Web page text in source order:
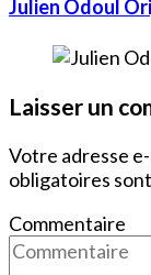
Julien Odoul
Laisser un
Votre adresse
obligatoires
Commentaire